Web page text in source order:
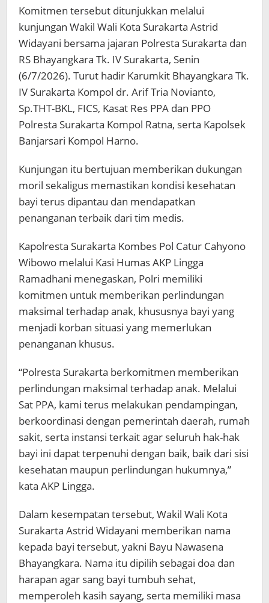
Komitmen tersebut ditunjukkan melalui
kunjungan Wakil Wali Kota Surakarta Astrid
Widayani bersama jajaran Polresta Surakarta dan
RS Bhayangkara Tk. IV Surakarta, Senin
(6/7/2026). Turut hadir Karumkit Bhayangkara Tk.
IV Surakarta Kompol dr. Arif Tria Novianto,
Sp.THT-BKL, FICS, Kasat Res PPA dan PPO
Polresta Surakarta Kompol Ratna, serta Kapolsek
Banjarsari Kompol Harno.
Kunjungan itu bertujuan memberikan dukungan
moril sekaligus memastikan kondisi kesehatan
bayi terus dipantau dan mendapatkan
penanganan terbaik dari tim medis.
Kapolresta Surakarta Kombes Pol Catur Cahyono
Wibowo melalui Kasi Humas AKP Lingga
Ramadhani menegaskan, Polri memiliki
komitmen untuk memberikan perlindungan
maksimal terhadap anak, khususnya bayi yang
menjadi korban situasi yang memerlukan
penanganan khusus.
“Polresta Surakarta berkomitmen memberikan
perlindungan maksimal terhadap anak. Melalui
Sat PPA, kami terus melakukan pendampingan,
berkoordinasi dengan pemerintah daerah, rumah
sakit, serta instansi terkait agar seluruh hak-hak
bayi ini dapat terpenuhi dengan baik, baik dari sisi
kesehatan maupun perlindungan hukumnya,”
kata AKP Lingga.
Dalam kesempatan tersebut, Wakil Wali Kota
Surakarta Astrid Widayani memberikan nama
kepada bayi tersebut, yakni Bayu Nawasena
Bhayangkara. Nama itu dipilih sebagai doa dan
harapan agar sang bayi tumbuh sehat,
memperoleh kasih sayang, serta memiliki masa